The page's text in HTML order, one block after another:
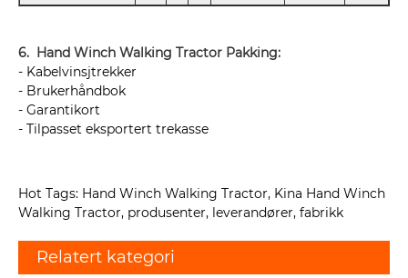
6. Hand Winch Walking Tractor Pakking:
- Kabelvinsjtrekker
- Brukerhåndbok
- Garantikort
- Tilpasset eksportert trekasse
Hot Tags: Hand Winch Walking Tractor, Kina Hand Winch
Walking Tractor, produsenter, leverandører, fabrikk
Relatert kategori